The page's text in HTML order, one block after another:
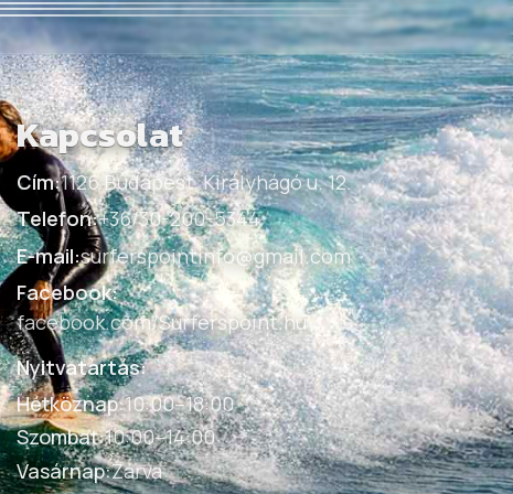
Kapcsolat
Cím:1126 Budapest, Királyhágó u. 12.
Telefon:+36/30-200-5344
E-mail:surferspointinfo@gmail.com
Facebook:
facebook.com/Surferspoint.hu
Nyitvatartás:
Hétköznap:10:00–18:00
Szombat:10:00–14:00
Vasárnap:Zárva